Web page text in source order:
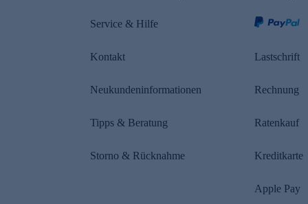
Service & Hilfe
Kontakt
Neukundeninformationen
Tipps & Beratung
Storno & Rücknahme
Lastschrift
Rechnung
Ratenkauf
Kreditkarte
Apple Pay